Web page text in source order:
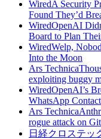
WiredA Security
Found They’d
WiredOpenAI
Board to Plan
WiredWelp,
Into the Moon
Ars Technica
exploiting buggy
WiredOpenAI’s
WhatsApp
Ars Technica
rogue attack on
日経クロステッ